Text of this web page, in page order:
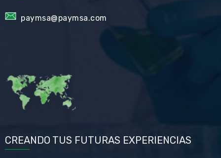
paymsa@paymsa.com
CREANDO TUS FUTURAS EXPERIENCIAS